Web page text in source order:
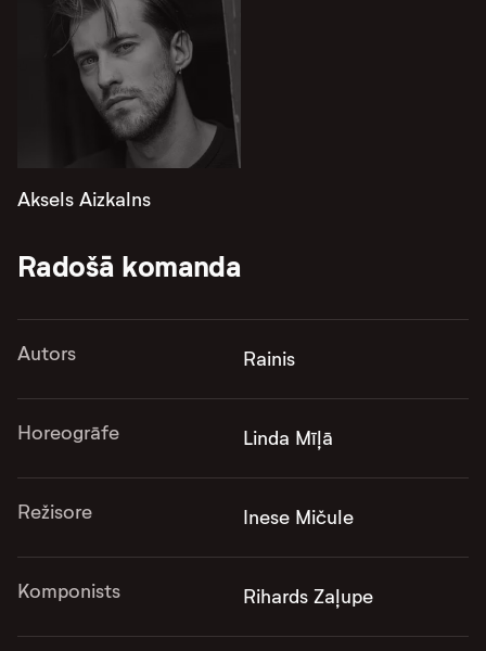
Aksels Aizkalns
Radošā komanda
Autors Rainis
Horeogrāfe Linda Mīļā
Režisore Inese Mičule
Komponists Rihards Zaļupe